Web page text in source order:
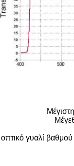
γυαλί